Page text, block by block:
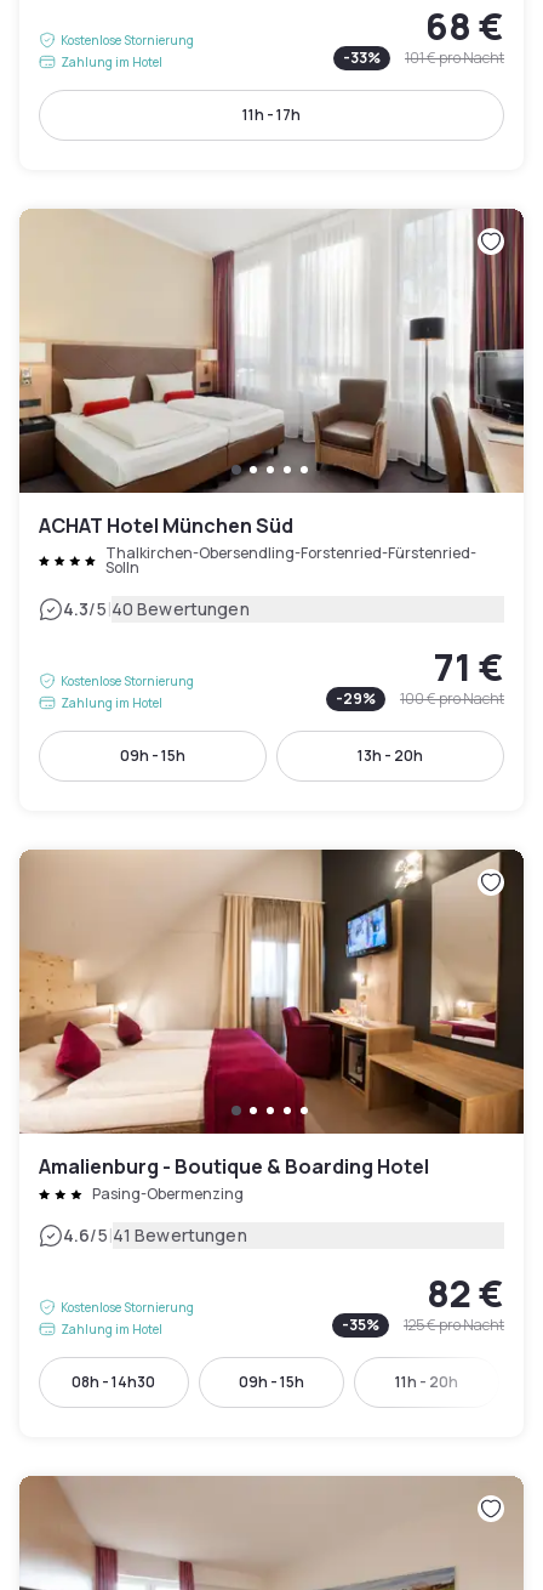
Kostenlose Stornierung
Zahlung im Hotel
68 €
-33% 101 €pro Nacht
11h - 17h
ACHAT Hotel München Süd
Thalkirchen-Obersendling-Forstenried-Fürstenried-
Solln
4.3/5|40 Bewertungen
Kostenlose Stornierung
Zahlung im Hotel
71 €
-29% 100 €pro Nacht
09h - 15h 13h - 20h
Amalienburg - Boutique & Boarding Hotel
Pasing-Obermenzing
4.6/5|41 Bewertungen
Kostenlose Stornierung
Zahlung im Hotel
82 €
-35% 125 €pro Nacht
08h - 14h30 09h - 15h 11h - 20h